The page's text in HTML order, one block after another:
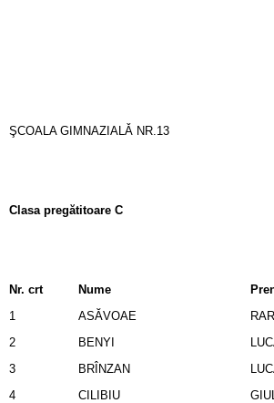
ŞCOALA GIMNAZIALǍ NR.13
Clasa pregătitoare C
Nr. crt Nume
1
ASĂVOAE
2
BENYI
3
BRÎNZAN
4
CILIBIU